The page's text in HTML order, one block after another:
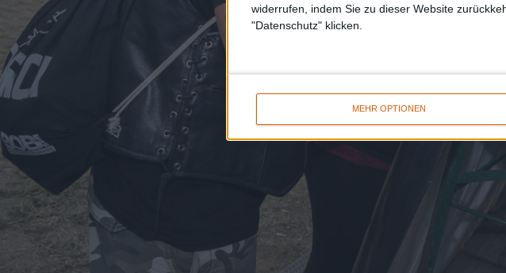
widerrufen, indem Sie zu dieser Website
"Datenschutz" klicken.
MEHR OPTIONEN